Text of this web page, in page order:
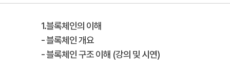
1.블록체인의 이해
- 블록체인 개요
- 블록체인 구조 이해 (강의 및 시연)